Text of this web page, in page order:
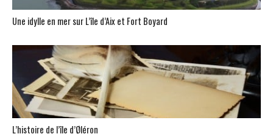
Une idylle en mer sur L’île d’Aix et Fort Boyard
L’histoire de l’île d’Øléron